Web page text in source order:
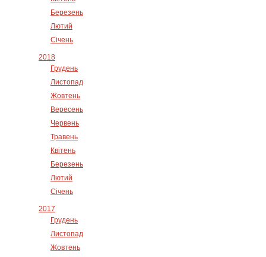
Березень
Лютий
Січень
2018
Грудень
Листопад
Жовтень
Вересень
Червень
Травень
Квітень
Березень
Лютий
Січень
2017
Грудень
Листопад
Жовтень